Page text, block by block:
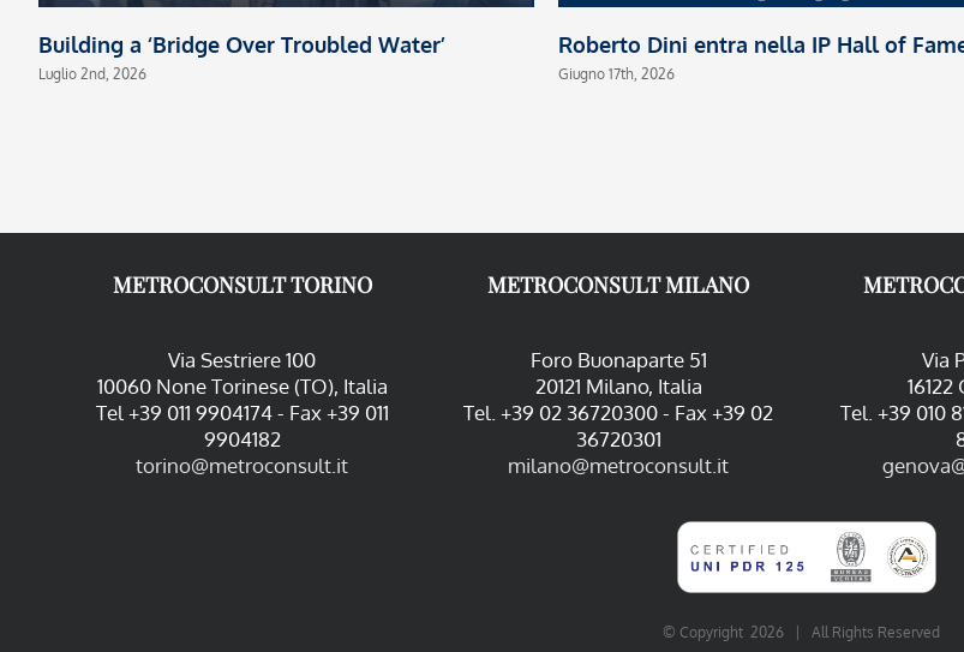
Building a ‘Bridge Over Troubled Water’
Luglio 2nd, 2026
Roberto Dini entra nella IP Hall of
Giugno 17th, 2026
METROCONSULT TORINO
Via Sestriere 100
10060 None Torinese (TO), Italia
Tel +39 011 9904174 - Fax +39 011
9904182
torino@metroconsult.it
METROCONSULT MILANO
Foro Buonaparte 51
20121 Milano, Italia
Tel. +39 02 36720300 - Fax +39 02
36720301
milano@metroconsult.it
Via
Tel. +39 010
© Copyright 2026 | All Rights Reserved